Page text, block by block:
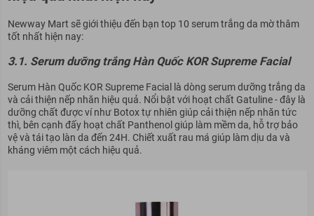
Newway Mart sẽ giới thiệu đến bạn top 10 serum trắng da mờ thâm
tốt nhất hiện nay:
3.1. Serum dưỡng trắng Hàn Quốc KOR Supreme Facial
Serum Hàn Quốc KOR Supreme Facial là dòng serum dưỡng trắng da
và cải thiện nếp nhăn hiệu quả. Nổi bật với hoạt chất Gatuline - đây là
dưỡng chất được ví như Botox tự nhiên giúp cải thiện nếp nhăn tức
thì, bên cạnh đấy hoạt chất Panthenol giúp làm mềm da, hỗ trợ bảo
vệ và tái tạo làn da đến 24H. Chiết xuất rau má giúp làm dịu da và
kháng viêm một cách hiệu quả.